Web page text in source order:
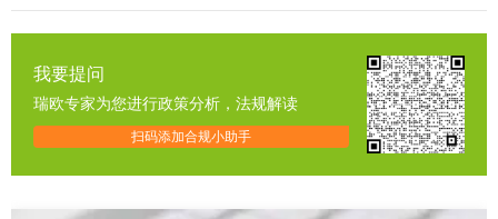
我要提问
瑞欧专家为您进行政策分析，法规解读
扫码添加合规小助手